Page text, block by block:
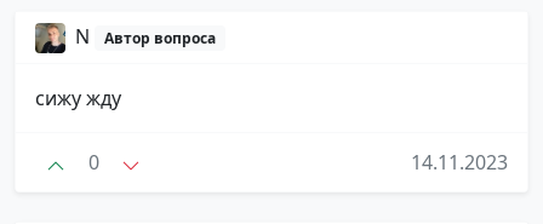
N Автор вопроса
сижу жду
0 14.11.2023